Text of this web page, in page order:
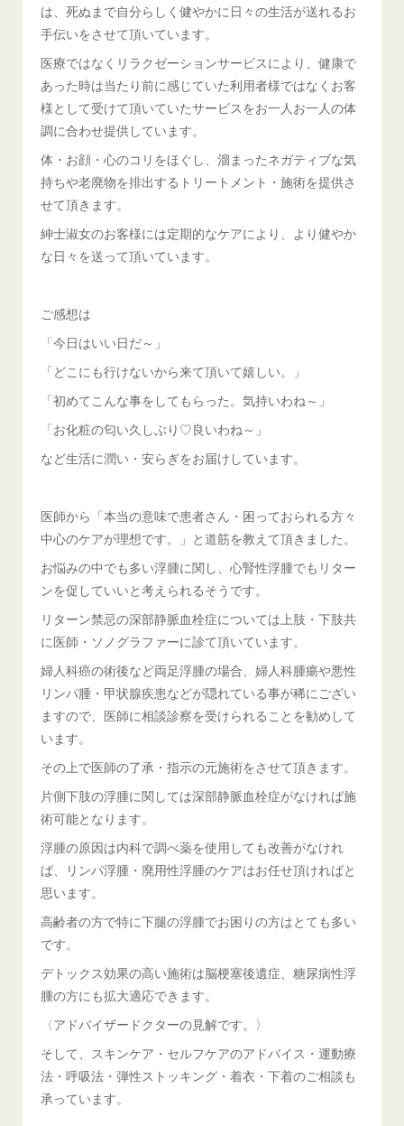
は、死ぬまで自分らしく健やかに日々の生活が送れるお
手伝いをさせて頂いています。
医療ではなくリラクゼーションサービスにより、健康で
あった時は当たり前に感じていた利用者様ではなくお客
様として受けて頂いていたサービスをお一人お一人の体
調に合わせ提供しています。
体・お顔・心のコリをほぐし、溜まったネガティブな気
持ちや老廃物を排出するトリートメント・施術を提供さ
せて頂きます。
紳士淑女のお客様には定期的なケアにより、より健やか
な日々を送って頂いています。
ご感想は
「今日はいい日だ～」
「どこにも行けないから来て頂いて嬉しい。」
「初めてこんな事をしてもらった。気持いわね～」
「お化粧の匂い久しぶり♡良いわね～」
など生活に潤い・安らぎをお届けしています。
医師から「本当の意味で患者さん・困っておられる方々
中心のケアが理想です。」と道筋を教えて頂きました。
お悩みの中でも多い浮腫に関し、心腎性浮腫でもリター
ンを促していいと考えられるそうです。
リターン禁忌の深部静脈血栓症については上肢・下肢共
に医師・ソノグラファーに診て頂いています。
婦人科癌の術後など両足浮腫の場合、婦人科腫瘍や悪性
リンパ腫・甲状腺疾患などが隠れている事が稀にござい
ますので、医師に相談診察を受けられることを勧めして
います。
その上で医師の了承・指示の元施術をさせて頂きます。
片側下肢の浮腫に関しては深部静脈血栓症がなければ施
術可能となります。
浮腫の原因は内科で調べ薬を使用しても改善がなけれ
ば、リンパ浮腫・廃用性浮腫のケアはお任せ頂ければと
思います。
高齢者の方で特に下腿の浮腫でお困りの方はとても多い
です。
デトックス効果の高い施術は脳梗塞後遺症、糖尿病性浮
腫の方にも拡大適応できます。
〈アドバイザードクターの見解です。〉
そして、スキンケア・セルフケアのアドバイス・運動療
法・呼吸法・弾性ストッキング・着衣・下着のご相談も
承っています。